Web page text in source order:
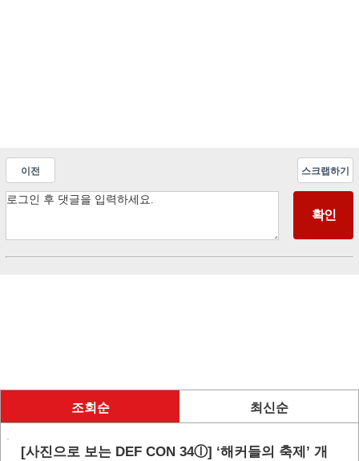
이전 스크랩하기
조회순 최신순
[사진으로 보는 DEF CON 34ⓛ] ‘해커들의 축제’ 개